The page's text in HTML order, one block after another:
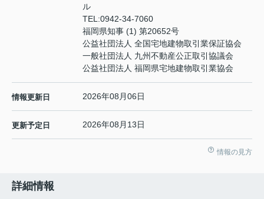
ル
TEL:0942-34-7060
福岡県知事 (1) 第20652号
公益社団法人 全国宅地建物取引業保証協会
一般社団法人 九州不動産公正取引協議会
公益社団法人 福岡県宅地建物取引業協会
情報更新日 2026年08月06日
更新予定日 2026年08月13日
情報の見方
詳細情報